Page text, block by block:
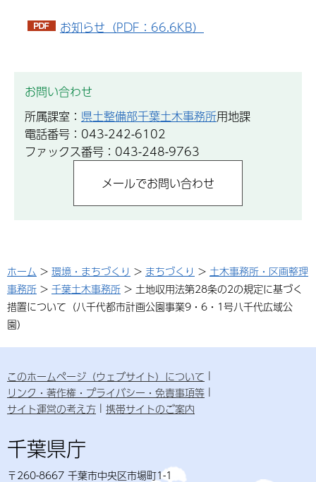
お知らせ（PDF：66.6KB）
お問い合わせ
所属課室： 県土整備部千葉土木事務所用地課
電話番号：043-242-6102
ファックス番号：043-248-9763
ホーム > 環境・まちづくり > まちづくり > 土木事務所・区画整理
事務所 > 千葉土木事務所 > 土地収用法第28条の2の規定に基づく
措置について（八千代都市計画公園事業9・6・1号八千代広域公
園）
このホームページ（ウェブサイト）について
リンク・著作権・プライバシー・免責事項等
サイト運営の考え方
携帯サイトのご案内
千葉県庁
〒260-8667 千葉市中央区市場町1-1